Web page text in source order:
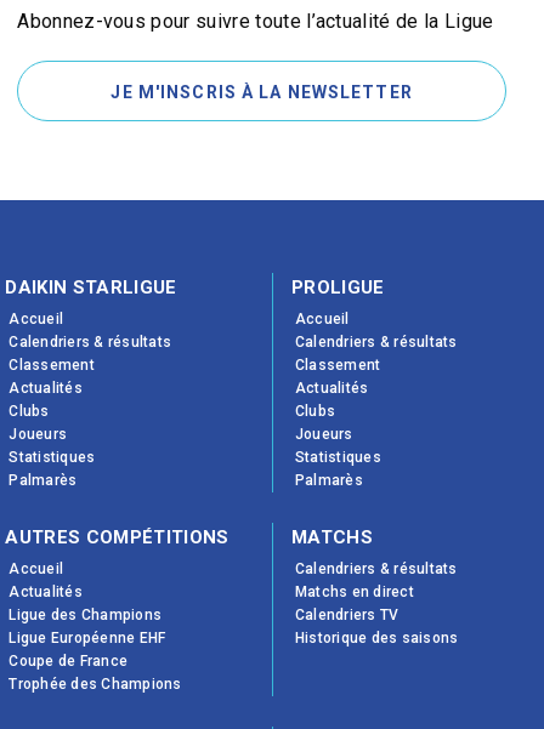
Abonnez-vous pour suivre toute l’actualité de la Ligue
JE M'INSCRIS À LA NEWSLETTER
DAIKIN STARLIGUE
Accueil
Calendriers & résultats
Classement
Actualités
Clubs
Joueurs
Statistiques
Palmarès
PROLIGUE
Accueil
Calendriers & résultats
Classement
Actualités
Clubs
Joueurs
Statistiques
Palmarès
AUTRES COMPÉTITIONS
Accueil
Actualités
Ligue des Champions
Ligue Européenne EHF
Coupe de France
Trophée des Champions
MATCHS
Calendriers & résultats
Matchs en direct
Calendriers TV
Historique des saisons